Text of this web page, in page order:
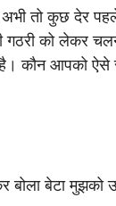
अभी तो कुछ देर
को लेकर
कौन आपको ऐसे
बोला बेटा